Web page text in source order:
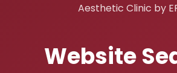
Aesthetic Clinic by
Website